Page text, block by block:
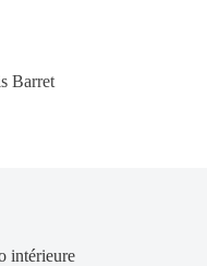
Barret
intérieure